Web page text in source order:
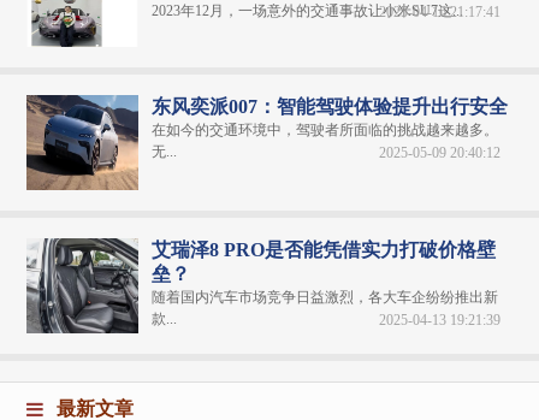
2023年12月，一场意外的交通事故让小米SU7这...
2025-04-16 21:17:41
东风奕派007：智能驾驶体验提升出行安全
在如今的交通环境中，驾驶者所面临的挑战越来越多。
无...
2025-05-09 20:40:12
艾瑞泽8 PRO是否能凭借实力打破价格壁
垒？
随着国内汽车市场竞争日益激烈，各大车企纷纷推出新
款...
2025-04-13 19:21:39
最新文章